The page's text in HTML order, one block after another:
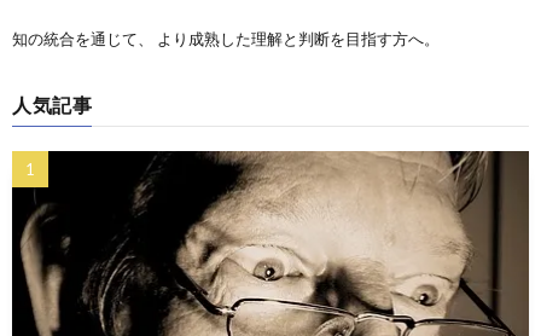
知の統合を通じて、 より成熟した理解と判断を目指す方へ。
人気記事